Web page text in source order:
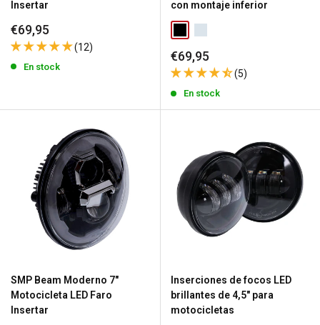
Insertar
Precio
de
venta
€69,95
(12)
En stock
con montaje inferior
Precio
de
venta
€69,95
(5)
En stock
SMP Beam Moderno 7"
Motocicleta LED Faro
Insertar
Inserciones de focos LED
brillantes de 4,5" para
motocicletas